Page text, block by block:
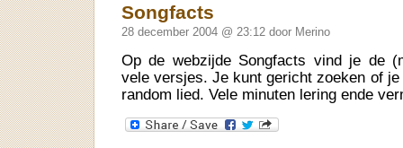
Songfacts
28 december 2004 @ 23:12 door Merino
Op de webzijde Songfacts vind je de
vele versjes. Je kunt gericht zoeken of
random lied. Vele minuten lering ende